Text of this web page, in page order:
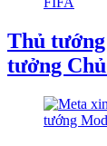
Thủ
tưởng